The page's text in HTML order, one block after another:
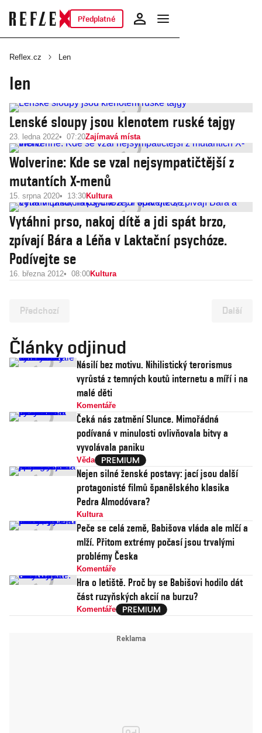
Předplatné
Reflex.cz Len
len
Lenské sloupy jsou klenotem ruské tajgy
23. ledna 2022 07:20Zajímavá místa
Wolverine: Kde se vzal nejsympatičtější z
mutantích X-menů
15. srpna 2020 13:30Kultura
Vytáhni prso, nakoj dítě a jdi spát brzo,
zpívají Bára a Léňa v Laktační psychóze.
Podívejte se
16. března 2012 08:00Kultura
Předchozí Další
Články odjinud
Násilí bez motivu. Nihilistický terorismus
vyrůstá z temných koutů internetu a míří i na
malé děti
Komentáře
Čeká nás zatmění Slunce. Mimořádná
podívaná v minulosti ovlivňovala bitvy a
vyvolávala paniku
Věda
Nejen silné ženské postavy: jací jsou další
protagonisté filmů španělského klasika
Pedra Almodóvara?
Kultura
Peče se celá země, Babišova vláda ale mlčí a
mlží. Přitom extrémy počasí jsou trvalými
problémy Česka
Komentáře
Hra o letiště. Proč by se Babišovi hodilo dát
část ruzyňských akcií na burzu?
Komentáře